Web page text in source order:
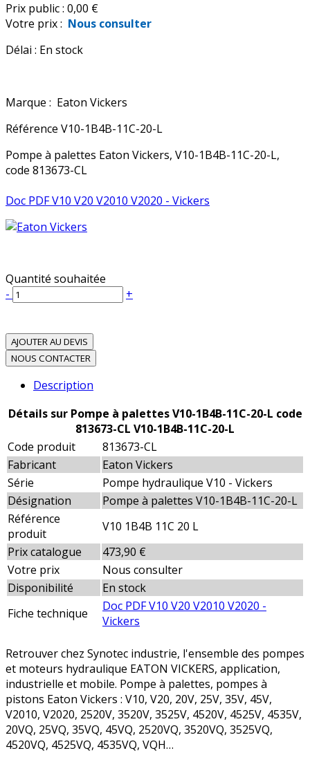
Prix public : 0,00 €
Votre prix : Nous consulter
Délai : En stock
Marque : Eaton Vickers
Référence V10-1B4B-11C-20-L
Pompe à palettes Eaton Vickers, V10-1B4B-11C-20-L,
code 813673-CL
Doc PDF V10 V20 V2010 V2020 - Vickers
Quantité souhaitée
-
+
AJOUTER AU DEVIS
NOUS CONTACTER
Description
Détails sur Pompe à palettes V10-1B4B-11C-20-L code
813673-CL V10-1B4B-11C-20-L
Code produit
813673-CL
Fabricant
Eaton Vickers
Série
Pompe hydraulique V10 - Vickers
Désignation
Pompe à palettes V10-1B4B-11C-20-L
Référence
produit
V10 1B4B 11C 20 L
Prix catalogue
473,90 €
Votre prix
Nous consulter
Disponibilité
En stock
Fiche technique
Doc PDF V10 V20 V2010 V2020 -
Vickers
Retrouver chez Synotec industrie, l'ensemble des pompes
et moteurs hydraulique EATON VICKERS, application,
industrielle et mobile. Pompe à palettes, pompes à
pistons Eaton Vickers : V10, V20, 20V, 25V, 35V, 45V,
V2010, V2020, 2520V, 3520V, 3525V, 4520V, 4525V, 4535V,
20VQ, 25VQ, 35VQ, 45VQ, 2520VQ, 3520VQ, 3525VQ,
4520VQ, 4525VQ, 4535VQ, VQH…